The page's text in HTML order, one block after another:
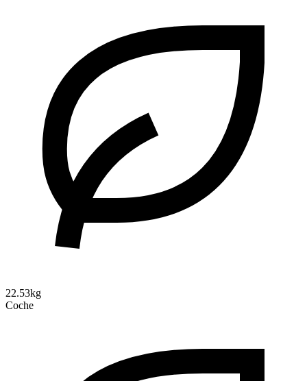
22.53kg
Coche